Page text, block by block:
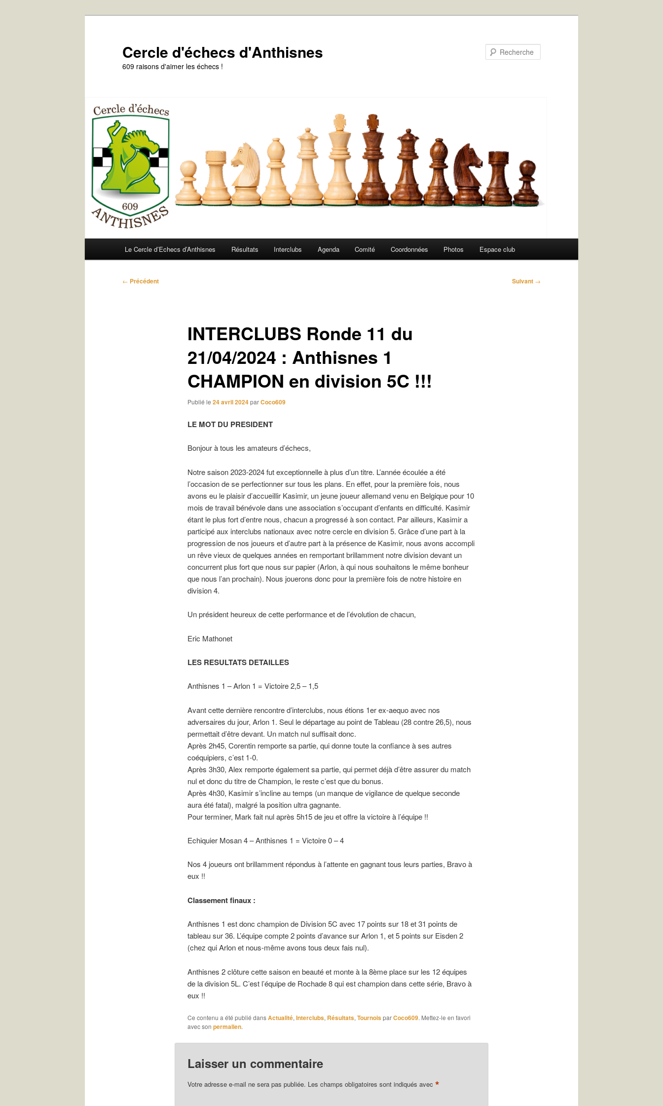
Cercle d'échecs d'Anthisnes
609 raisons d'aimer les échecs !
Le Cercle d’Echecs d’Anthisnes Résultats Interclubs Agenda Comité Coordonnées Photos Espace club
Navigation
← Précédent Suivant →
INTERCLUBS Ronde 11 du
21/04/2024 : Anthisnes 1
CHAMPION en division 5C !!!
Publié le 24 avril 2024parCoco609
LE MOT DU PRESIDENT
Bonjour à tous les amateurs d’échecs,
Notre saison 2023-2024 fut exceptionnelle à plus d’un titre. L’année écoulée a été
l’occasion de se perfectionner sur tous les plans. En effet, pour la première fois, nous
avons eu le plaisir d’accueillir Kasimir, un jeune joueur allemand venu en Belgique pour 10
mois de travail bénévole dans une association s’occupant d’enfants en difficulté. Kasimir
étant le plus fort d’entre nous, chacun a progressé à son contact. Par ailleurs, Kasimir a
participé aux interclubs nationaux avec notre cercle en division 5. Grâce d’une part à la
progression de nos joueurs et d’autre part à la présence de Kasimir, nous avons accompli
un rêve vieux de quelques années en remportant brillamment notre division devant un
concurrent plus fort que nous sur papier (Arlon, à qui nous souhaitons le même bonheur
que nous l’an prochain). Nous jouerons donc pour la première fois de notre histoire en
division 4.
Un président heureux de cette performance et de l’évolution de chacun,
Eric Mathonet
LES RESULTATS DETAILLES
Anthisnes 1 – Arlon 1 = Victoire 2,5 – 1,5
Avant cette dernière rencontre d’interclubs, nous étions 1er ex-aequo avec nos
adversaires du jour, Arlon 1. Seul le départage au point de Tableau (28 contre 26,5), nous
permettait d’être devant. Un match nul suffisait donc.
Après 2h45, Corentin remporte sa partie, qui donne toute la confiance à ses autres
coéquipiers, c’est 1-0.
Après 3h30, Alex remporte également sa partie, qui permet déjà d’être assurer du match
nul et donc du titre de Champion, le reste c’est que du bonus.
Après 4h30, Kasimir s’incline au temps (un manque de vigilance de quelque seconde
aura été fatal), malgré la position ultra gagnante.
Pour terminer, Mark fait nul après 5h15 de jeu et offre la victoire à l’équipe !!
Echiquier Mosan 4 – Anthisnes 1 = Victoire 0 – 4
Nos 4 joueurs ont brillamment répondus à l’attente en gagnant tous leurs parties, Bravo à
eux !!
Classement finaux :
Anthisnes 1 est donc champion de Division 5C avec 17 points sur 18 et 31 points de
tableau sur 36. L’équipe compte 2 points d’avance sur Arlon 1, et 5 points sur Eisden 2
(chez qui Arlon et nous-même avons tous deux fais nul).
Anthisnes 2 clôture cette saison en beauté et monte à la 8ème place sur les 12 équipes
de la division 5L. C’est l’équipe de Rochade 8 qui est champion dans cette série, Bravo à
eux !!
Ce contenu a été publié dansActualité, Interclubs, Résultats, TournoisparCoco609. Mettez-le en favori
avec son permalien.
Laisser un commentaire
Votre adresse e-mail ne sera pas publiée. Les champs obligatoires sont indiqués avec *